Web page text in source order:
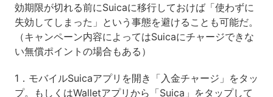
効期限が切れる前にSuicaに移行しておけば「使わずに
失効してしまった」という事態を避けることも可能だ。
（キャンペーン内容によってはSuicaにチャージできな
い無償ポイントの場合もある）
1．モバイルSuicaアプリを開き「入金チャージ」をタッ
プ。もしくはWalletアプリから「Suica」をタップして